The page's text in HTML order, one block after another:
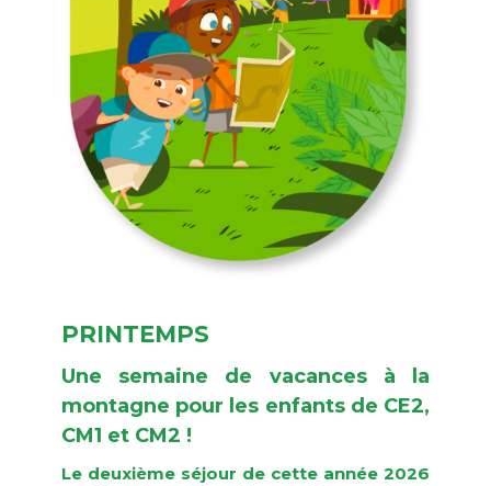
PRINTEMPS
Une semaine de vacances à la
montagne pour les enfants de CE2,
CM1 et CM2 !
Le deuxième séjour de cette année 2026